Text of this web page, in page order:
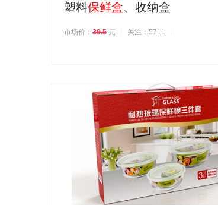
塑料保鲜盒、收纳盒
市场价： 39.5 元 关注：5711